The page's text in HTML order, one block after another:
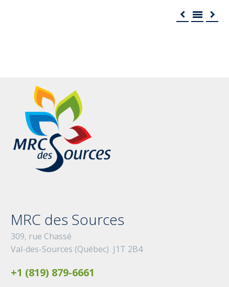
  
MRC des Sources
309, rue Chassé
Val-des-Sources (Québec) J1T 2B4
+1 (819) 879-6661